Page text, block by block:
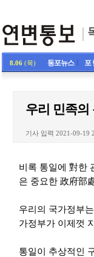
8.06 (목) 동포뉴스ㅣ 포
우리 민족의
기사 입력 2021-09-19
비록 통일에 對한
은 중요한 政府部
우리의 국가정부
가정부가 이제껏
통일이 추상적인